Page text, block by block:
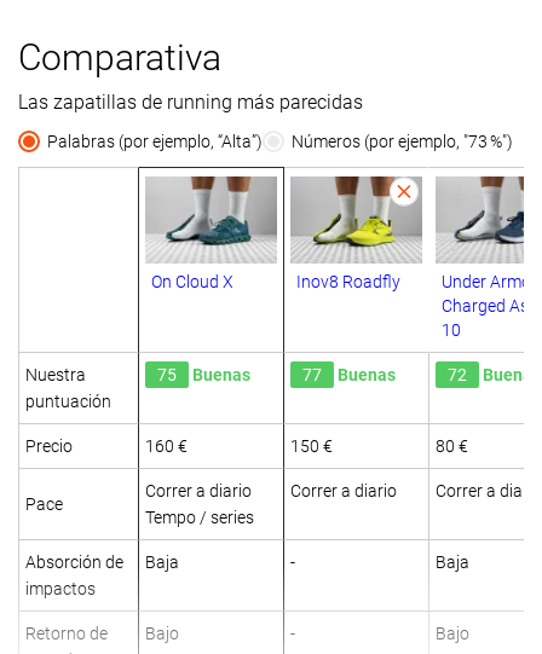
Comparativa
Las zapatillas de running más parecidas
Palabras (por ejemplo, “Alta”) Números (por ejemplo, "73 %")
On Cloud X Inov8 Roadfly
Under
Charged
10
Nuestra
puntuación
75 Buenas 77 Buenas 72 Buenas
Precio 160 € 150 € 80 €
Pace
Correr a diario
Tempo / series
Correr a diario Correr a diario
Absorción de
impactos
Baja - Baja
Retorno de
Bajo - Bajo